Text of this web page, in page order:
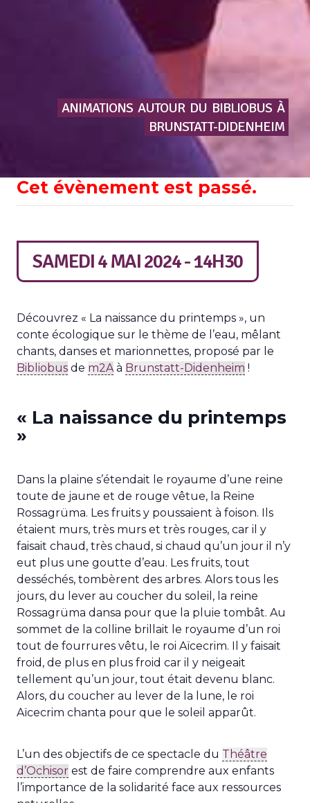
ANIMATIONS AUTOUR DU BIBLIOBUS À
BRUNSTATT-DIDENHEIM
Cet évènement est passé.
SAMEDI 4 MAI 2024 - 14H30
Découvrez « La naissance du printemps », un
conte écologique sur le thème de l’eau, mêlant
chants, danses et marionnettes, proposé par le
Bibliobus de m2A à Brunstatt-Didenheim !
« La naissance du printemps
»
Dans la plaine s’étendait le royaume d’une reine
toute de jaune et de rouge vêtue, la Reine
Rossagrüma. Les fruits y poussaient à foison. Ils
étaient murs, très murs et très rouges, car il y
faisait chaud, très chaud, si chaud qu’un jour il n’y
eut plus une goutte d’eau. Les fruits, tout
desséchés, tombèrent des arbres. Alors tous les
jours, du lever au coucher du soleil, la reine
Rossagrüma dansa pour que la pluie tombât. Au
sommet de la colline brillait le royaume d’un roi
tout de fourrures vêtu, le roi Aïcecrim. Il y faisait
froid, de plus en plus froid car il y neigeait
tellement qu’un jour, tout était devenu blanc.
Alors, du coucher au lever de la lune, le roi
Aïcecrim chanta pour que le soleil apparût.
L’un des objectifs de ce spectacle du Théâtre
d’Ochisor est de faire comprendre aux enfants
l’importance de la solidarité face aux ressources